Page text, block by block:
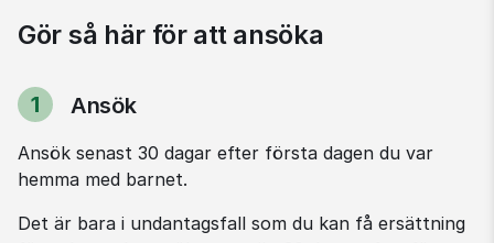
Gör så här för att ansöka
Steg
1 Ansök
Ansök senast 30 dagar efter första dagen du var
hemma med barnet.
Det är bara i undantagsfall som du kan få ersättning